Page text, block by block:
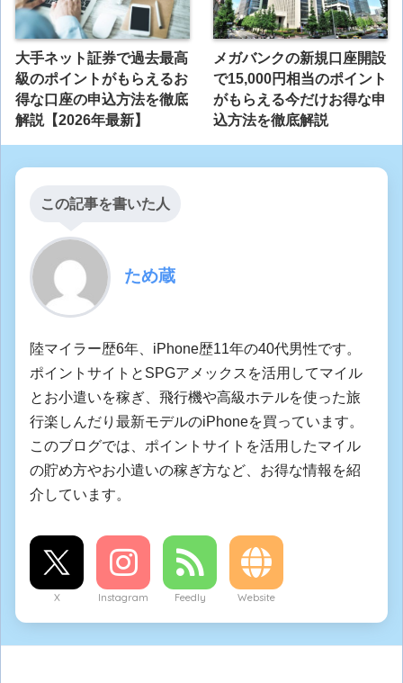
大手ネット証券で過去最高
級のポイントがもらえるお
得な口座の申込方法を徹底
解説【2026年最新】
メガバンクの新規口座開設
で15,000円相当のポイント
がもらえる今だけお得な申
込方法を徹底解説
この記事を書いた人
ため蔵
陸マイラー歴6年、iPhone歴11年の40代男性です。
ポイントサイトとSPGアメックスを活用してマイル
とお小遣いを稼ぎ、飛行機や高級ホテルを使った旅
行楽しんだり最新モデルのiPhoneを買っています。
このブログでは、ポイントサイトを活用したマイル
の貯め方やお小遣いの稼ぎ方など、お得な情報を紹
介しています。
X Instagram Feedly Website